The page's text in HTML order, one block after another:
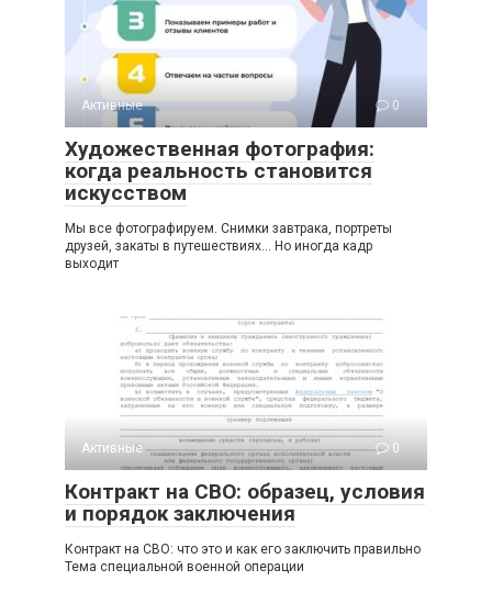
Активные 0
Художественная фотография:
когда реальность становится
искусством
Мы все фотографируем. Снимки завтрака, портреты
друзей, закаты в путешествиях… Но иногда кадр
выходит
Активные 0
Контракт на СВО: образец, условия
и порядок заключения
Контракт на СВО: что это и как его заключить правильно
Тема специальной военной операции